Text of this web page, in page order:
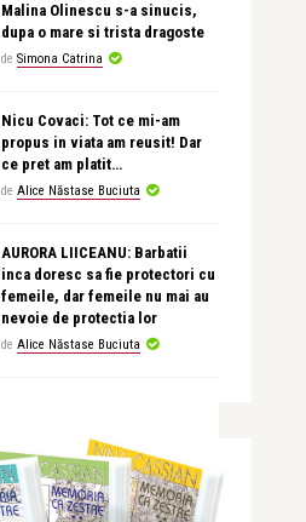
Malina Olinescu s-a sinucis,
dupa o mare si trista dragoste
de Simona Catrina
Nicu Covaci: Tot ce mi-am
propus in viata am reusit! Dar
ce pret am platit…
de Alice Năstase Buciuta
AURORA LIICEANU: Barbatii
inca doresc sa fie protectori cu
femeile, dar femeile nu mai au
nevoie de protectia lor
de Alice Năstase Buciuta